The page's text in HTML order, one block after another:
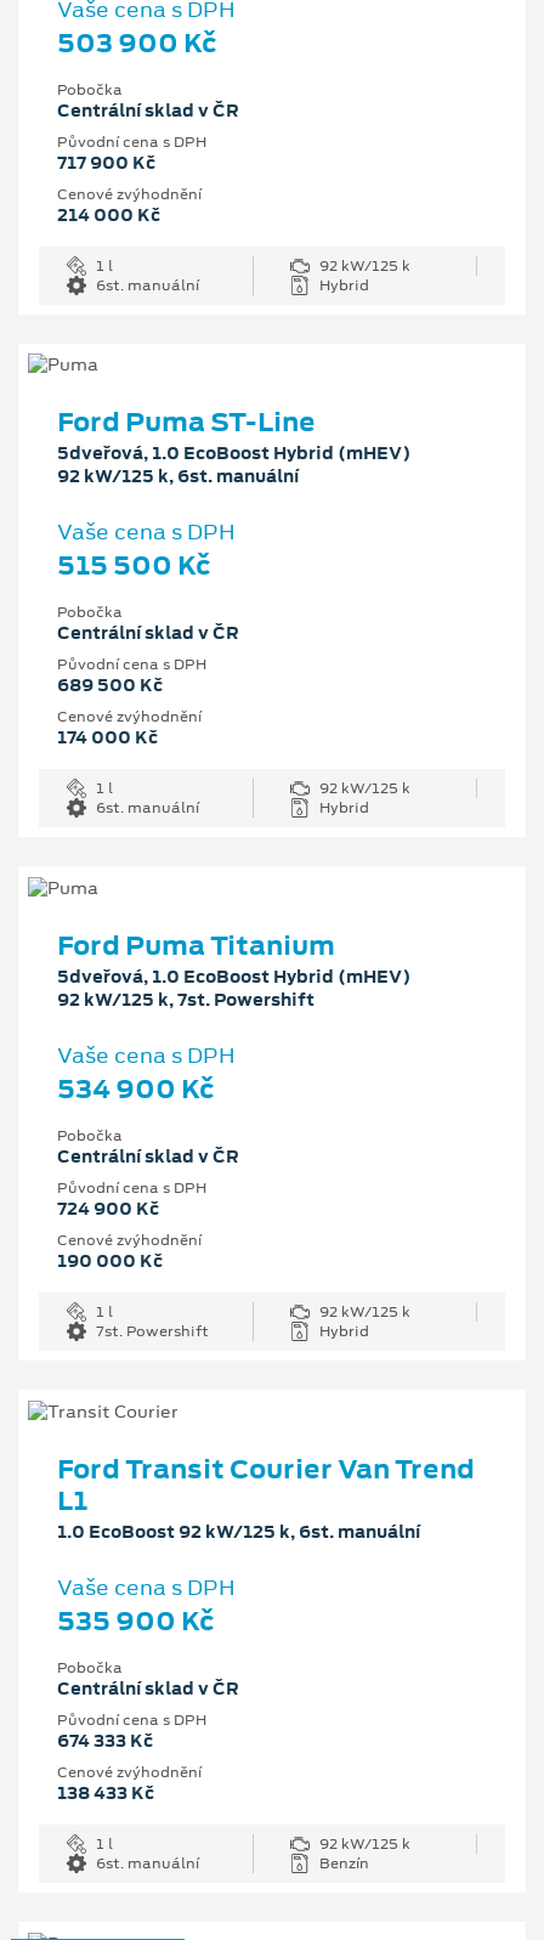
Vaše cena s DPH
503 900 Kč
Pobočka
Centrální sklad v ČR
Původní cena s DPH
717 900 Kč
Cenové zvýhodnění
214 000 Kč
1 l
92 kW/125 k
6st. manuální
Hybrid
Ford Puma ST-Line
5dveřová, 1.0 EcoBoost Hybrid (mHEV)
92 kW/125 k, 6st. manuální
Vaše cena s DPH
515 500 Kč
Pobočka
Centrální sklad v ČR
Původní cena s DPH
689 500 Kč
Cenové zvýhodnění
174 000 Kč
1 l
92 kW/125 k
6st. manuální
Hybrid
Ford Puma Titanium
5dveřová, 1.0 EcoBoost Hybrid (mHEV)
92 kW/125 k, 7st. Powershift
Vaše cena s DPH
534 900 Kč
Pobočka
Centrální sklad v ČR
Původní cena s DPH
724 900 Kč
Cenové zvýhodnění
190 000 Kč
1 l
92 kW/125 k
7st. Powershift
Hybrid
Ford Transit Courier Van Trend
L1
1.0 EcoBoost 92 kW/125 k, 6st. manuální
Vaše cena s DPH
535 900 Kč
Pobočka
Centrální sklad v ČR
Původní cena s DPH
674 333 Kč
Cenové zvýhodnění
138 433 Kč
1 l
92 kW/125 k
6st. manuální
Benzín